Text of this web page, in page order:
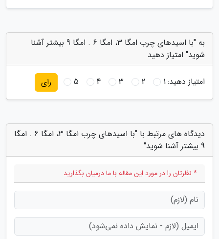
به "با اسیدهای چرب امگا 3، امگا 6 . امگا 9 بیشتر آشنا
شوید" امتیاز دهید
امتیاز دهید:1
2
3
4
5 رای
دیدگاه های مرتبط با "با اسیدهای چرب امگا 3، امگا 6 . امگا
9 بیشتر آشنا شوید"
* نظرتان را در مورد این مقاله با ما درمیان بگذارید